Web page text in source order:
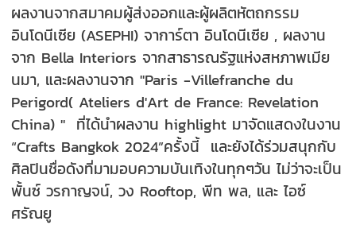
ผลงานจากสมาคมผู้ส่งออกและผู้ผลิตหัตถกรรม
อินโดนีเซีย (ASEPHI) จาการ์ตา อินโดนีเซีย , ผลงาน
จาก Bella Interiors จากสาธารณรัฐแห่งสหภาพเมีย
นมา, และผลงานจาก "Paris -Villefranche du
Perigord( Ateliers d'Art de France: Revelation
China) " ที่ได้นำผลงาน highlight มาจัดแสดงในงาน
“Crafts Bangkok 2024”ครั้งนี้ และยังได้ร่วมสนุกกับ
ศิลปินชื่อดังที่มามอบความบันเทิงในทุกๆวัน ไม่ว่าจะเป็น
พั้นซ์ วรกาญจน์, วง Rooftop, พีท พล, และ ไอซ์
ศรัณยู